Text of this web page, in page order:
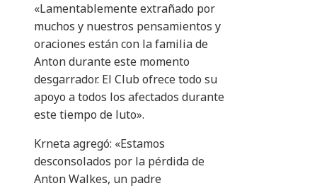
«Lamentablemente extrañado por
muchos y nuestros pensamientos y
oraciones están con la familia de
Anton durante este momento
desgarrador. El Club ofrece todo su
apoyo a todos los afectados durante
este tiempo de luto».
Krneta agregó: «Estamos
desconsolados por la pérdida de
Anton Walkes, un padre